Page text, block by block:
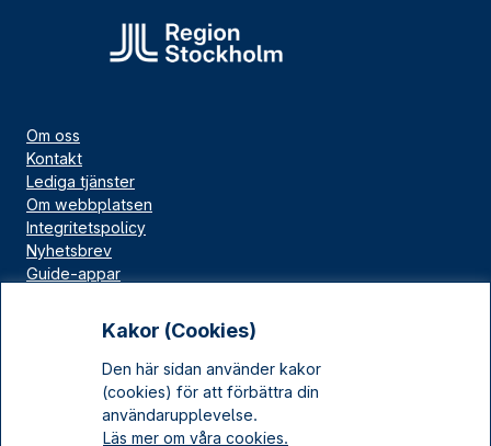
Kakor (Cookies)
Den här sidan använder kakor
(cookies) för att förbättra din
användarupplevelse.
Läs mer om våra cookies.
Om oss
Kontakt
Lediga tjänster
Om webbplatsen
Integritetspolicy
Nyhetsbrev
Guide-appar
Kulturarv Stockholm
Sociala medier